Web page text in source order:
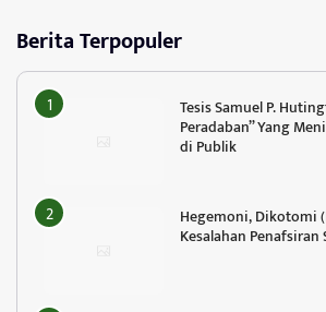
Berita Terpopuler
Tesis Samuel P.
Peradaban” Yang
di Publik
Hegemoni, Dikotomi
Kesalahan Penafsiran